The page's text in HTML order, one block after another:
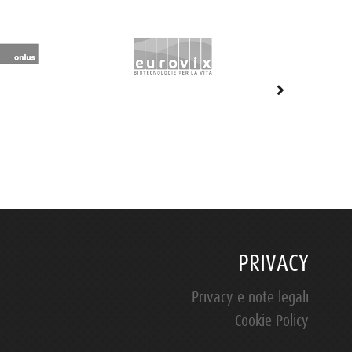
PRIVACY
Privacy e note legali
Cookie Policy